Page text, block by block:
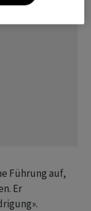
Führung auf,
Er